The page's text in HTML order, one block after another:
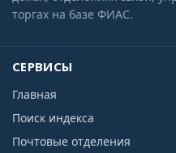
торгах на базе ФИАС.
СЕРВИСЫ
Главная
Поиск индекса
Почтовые отделения